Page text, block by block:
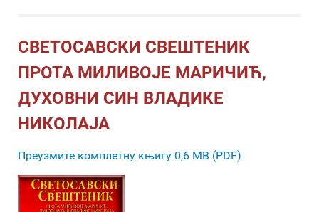
СВЕТОСАВСКИ СВЕШТЕНИК
ПРОТА МИЛИВОЈЕ МАРИЧИЋ,
ДУХОВНИ СИН ВЛАДИКЕ
НИКОЛАЈА
Преузмите комплетну књигу 0,6 MB (PDF)